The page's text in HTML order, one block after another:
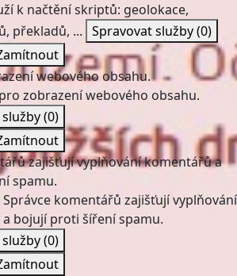
k načtění skriptů: geolokace,
překladů, ... Spravovat služby(0)
webového obsahu.
zobrazení webového obsahu.
(0)
zajišťují vyplňování komentářů a
spamu.
Správce komentářů zajišťují vyplňování
bojují proti šíření spamu.
(0)